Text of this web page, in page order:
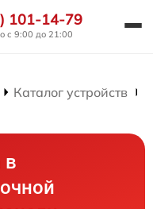
101-14-79
с 9:00 до 21:00
Каталог устройств
в